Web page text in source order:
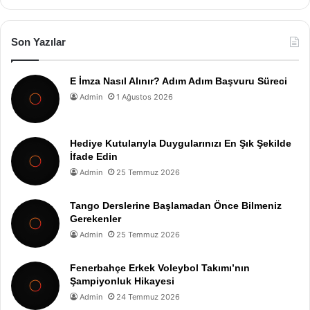
Son Yazılar
E İmza Nasıl Alınır? Adım Adım Başvuru Süreci
Admin 1 Ağustos 2026
Hediye Kutularıyla Duygularınızı En Şık Şekilde
İfade Edin
Admin 25 Temmuz 2026
Tango Derslerine Başlamadan Önce Bilmeniz
Gerekenler
Admin 25 Temmuz 2026
Fenerbahçe Erkek Voleybol Takımı’nın
Şampiyonluk Hikayesi
Admin 24 Temmuz 2026